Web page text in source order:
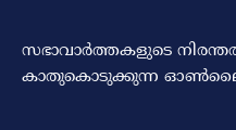
സഭാവാര്‍ത്തകളുടെ
കാതുകൊടുക്കുന്ന